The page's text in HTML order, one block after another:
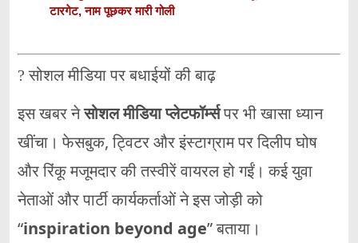
टारगेट, नाम पूछकर मारी गोली
? सोशल मीडिया पर बधाईयों की बाढ़
इस खबर नेसोशल मीडिया प्लेटफॉर्म्सपर भी खासा ध्यान
खींचा। फेसबुक, ट्विटर और इंस्टाग्राम पर दिलीप घोष
और रिंकू मजूमदार की तस्वीरें वायरल हो गईं। कई युवा
नेताओं और पार्टी कार्यकर्ताओं ने इस जोड़ी को
“inspiration beyond age” बताया।